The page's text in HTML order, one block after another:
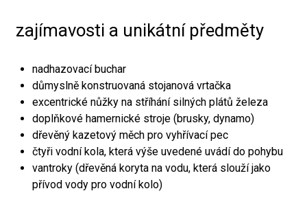
zajímavosti a unikátní předměty
nadhazovací buchar
důmyslně konstruovaná stojanová vrtačka
excentrické nůžky na stříhání silných plátů železa
doplňkové hamernické stroje (brusky, dynamo)
dřevěný kazetový měch pro vyhřívací pec
čtyři vodní kola, která výše uvedené uvádí do pohybu
vantroky (dřevěná koryta na vodu, která slouží jako
přívod vody pro vodní kolo)